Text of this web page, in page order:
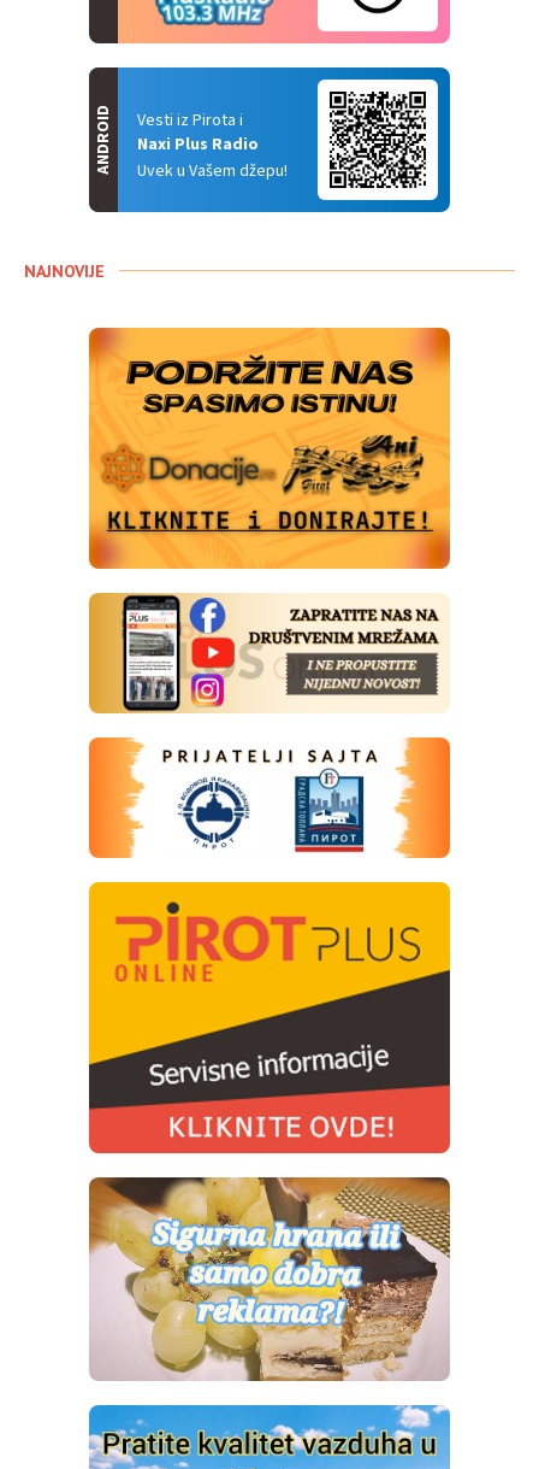
Vesti iz Pirota i
Naxi Plus Radio
Uvek u Vašem džepu!
ANDROID
NAJNOVIJE